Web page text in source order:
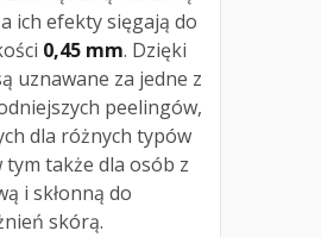
ich efekty sięgają do
0,45 mm. Dzięki
uznawane za jedne z
peelingów,
dla różnych typów
tym także dla osób z
i skłonną do
skórą.